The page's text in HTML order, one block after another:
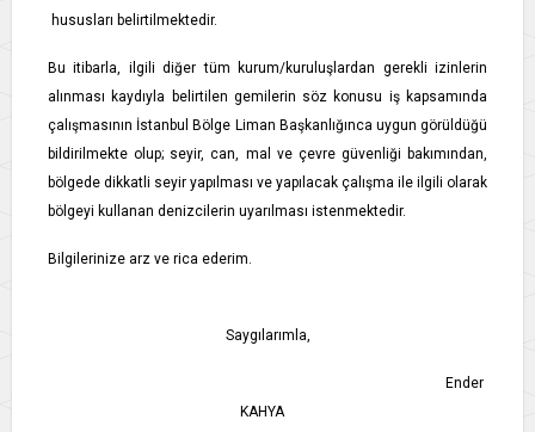
hususları belirtilmektedir.
Bu itibarla, ilgili diğer tüm kurum/kuruluşlardan gerekli izinlerin
alınması kaydıyla belirtilen gemilerin söz konusu iş kapsamında
çalışmasının İstanbul Bölge Liman Başkanlığınca uygun görüldüğü
bildirilmekte olup; seyir, can, mal ve çevre güvenliği bakımından,
bölgede dikkatli seyir yapılması ve yapılacak çalışma ile ilgili olarak
bölgeyi kullanan denizcilerin uyarılması istenmektedir.
Bilgilerinize arz ve rica ederim.
Saygılarımla,
Ender
KAHYA